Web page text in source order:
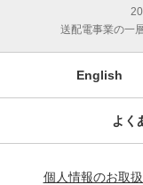
送配電事業の一
English
よく
個人情報のお取